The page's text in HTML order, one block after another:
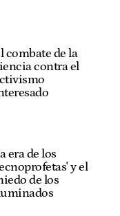
combate de la
contra el
era de los
y el
de los